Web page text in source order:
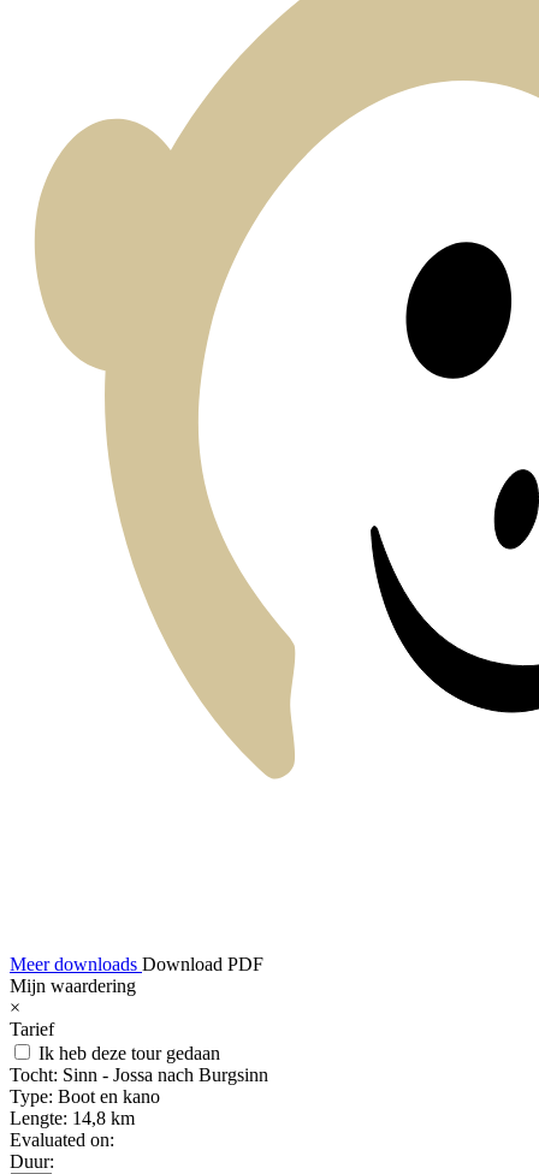
Meer downloads Download PDF
Mijn waardering
×
Tarief
Ik heb deze tour gedaan
Tocht: Sinn - Jossa nach Burgsinn
Type: Boot en kano
Lengte: 14,8 km
Evaluated on:
Duur: